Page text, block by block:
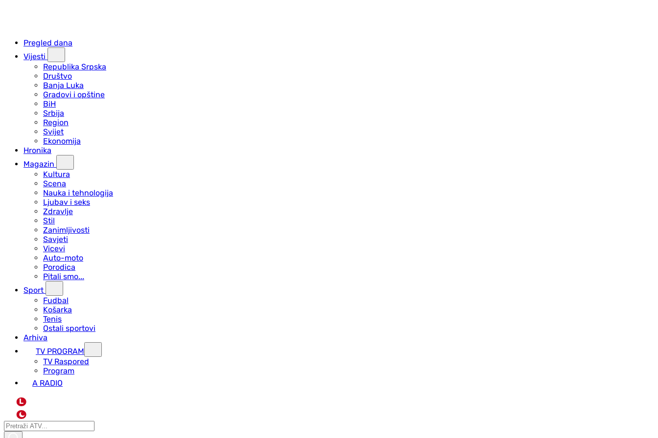
Pregled dana
Vijesti
Republika Srpska
Društvo
Banja Luka
Gradovi i opštine
BiH
Srbija
Region
Svijet
Ekonomija
Hronika
Magazin
Kultura
Scena
Nauka i tehnologija
Ljubav i seks
Zdravlje
Stil
Zanimljivosti
Savjeti
Vicevi
Auto-moto
Porodica
Pitali smo...
Sport
Fudbal
Košarka
Tenis
Ostali sportovi
Arhiva
TV PROGRAM
ТV Raspored
Program
A RADIO
L